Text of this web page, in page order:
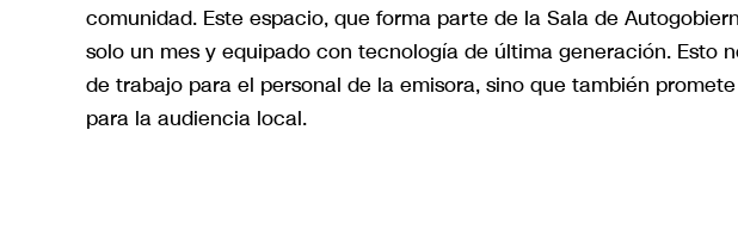
comunidad. Este espacio, que forma parte de la Sala de
solo un mes y equipado con tecnología de última generación. Esto
de trabajo para el personal de la emisora, sino que también
para la audiencia local.